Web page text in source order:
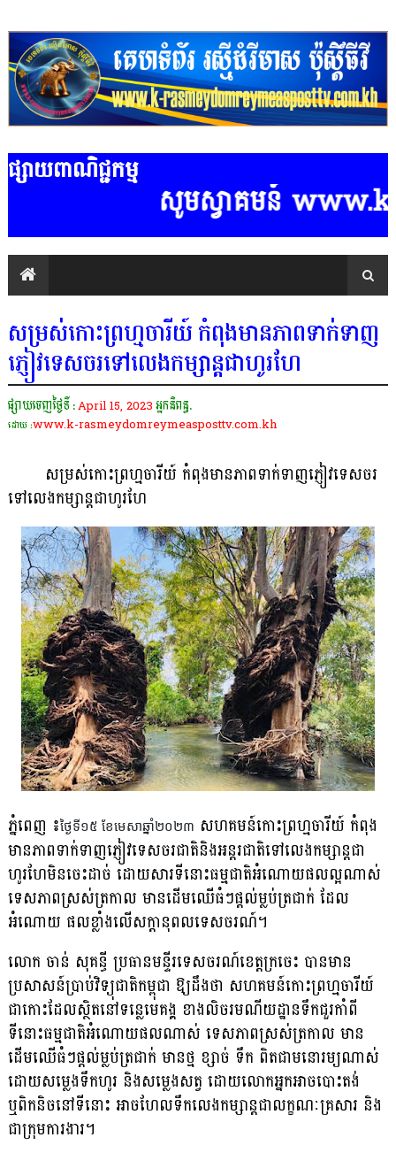
ផ្សាយពាណិជ្ជកម្ម
សូមស្វាគមន៍ www.k-
សម្រស់កោះព្រហ្មចារីយ៍ កំពុងមានភាពទាក់ទាញ
ភ្ញៀវទេសចរទៅលេងកម្សាន្តជាហូរហែ
ផ្សាយចេញថ្ងៃទី :April 15, 2023 អ្នកនិពន្ធ.
ដោយ :www.k-rasmeydomreymeasposttv.com.kh
សម្រស់កោះព្រហ្មចារីយ៍ កំពុងមានភាពទាក់ទាញភ្ញៀវទេសចរ
ទៅលេងកម្សាន្តជាហូរហែ
ភ្នំពេញ ៖ថ្ងៃទី១៥ ខែមេសាឆ្នាំ២០២៣ សហគមន៍កោះព្រហ្មចារីយ៍ កំពុង
មានភាពទាក់ទាញភ្ញៀវទេសចរជាតិនិងអន្តរជាតិទៅលេងកម្សាន្តជា
ហូរហែមិនចេះដាច់ ដោយសារទីនោះធម្មជាតិអំណោយផលល្អណាស់
ទេសភាពស្រស់ត្រកាល មានដើមឈើធំៗផ្តល់ម្លប់ត្រជាក់ ដែល
អំណោយ ផលខ្លាំងលើសក្តានុពលទេសចរណ៍។
លោក ចាន់ សុគន្ធី ប្រធានមន្ទីរទេសចរណ៍ខេត្តក្រចេះ បានមាន
ប្រសាសន៍ប្រាប់វិទ្យុជាតិកម្ពុជា ឱ្យដឹងថា សហគមន៍កោះព្រហ្មចារីយ៍
ជាកោះដែលស្ថិតនៅទន្លេមេគង្គ ខាងលិចរមណីយដ្ឋានទឹកជួរកាំពី
ទីនោះធម្មជាតិអំណោយផលណាស់ ទេសភាពស្រស់ត្រកាល មាន
ដើមឈើធំៗផ្តល់ម្លប់ត្រជាក់ មានថ្ម ខ្សាច់ ទឹក ពិតជាមនោរម្យណាស់
ដោយសម្លេងទឹកហូរ និងសម្លេងសត្វ ដោយលោកអ្នកអាចបោះតង់
ឬពិកនិចនៅទីនោះ អាចហែលទឹកលេងកម្សាន្តជាលក្ខណៈគ្រសារ និង
ជាក្រុមការងារ។